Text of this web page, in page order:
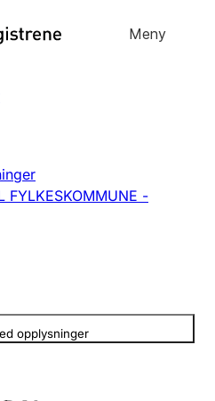
til
Meny
FYLKESKOMMUNE -
opplysninger